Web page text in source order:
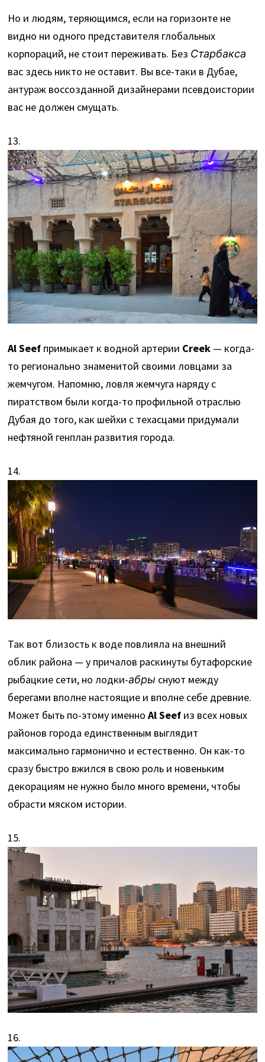
Но и людям, теряющимся, если на горизонте не
видно ни одного представителя глобальных
корпораций, не стоит переживать. Без Старбакса
вас здесь никто не оставит. Вы все-таки в Дубае,
антураж воссозданной дизайнерами псевдоистории
вас не должен смущать.
13.
Al Seef примыкает к водной артерии Creek — когда-
то регионально знаменитой своими ловцами за
жемчугом. Напомню, ловля жемчуга наряду с
пиратством были когда-то профильной отраслью
Дубая до того, как шейхи с техасцами придумали
нефтяной генплан развития города.
14.
Так вот близость к воде повлияла на внешний
облик района — у причалов раскинуты бутафорские
рыбацкие сети, но лодки-абры снуют между
берегами вполне настоящие и вполне себе древние.
Может быть по-этому именноAl Seef из всех новых
районов города единственным выглядит
максимально гармонично и естественно. Он как-то
сразу быстро вжился в свою роль и новеньким
декорациям не нужно было много времени, чтобы
обрасти мяском истории.
15.
16.